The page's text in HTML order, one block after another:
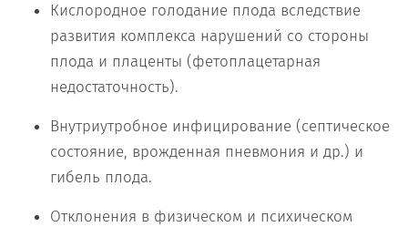
Кислородное голодание плода вследствие
развития комплекса нарушений со стороны
плода и плаценты (фетоплацетарная
недостаточность).
Внутриутробное инфицирование (септическое
состояние, врожденная пневмония и др.) и
гибель плода.
Отклонения в физическом и психическом